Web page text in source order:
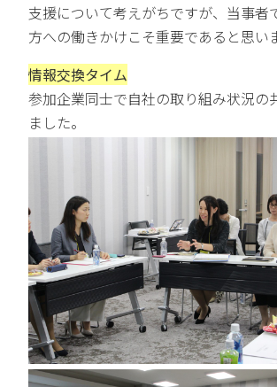
支援について考えがちですが、当事者
方への働きかけこそ重要であると思い
情報交換タイム
参加企業同士で自社の取り組み状況の
ました。